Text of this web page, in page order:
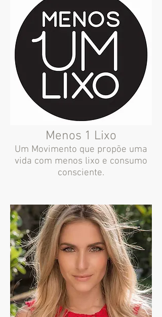
Menos 1 Lixo
Um Movimento que propõe uma
vida com menos lixo e consumo
consciente.